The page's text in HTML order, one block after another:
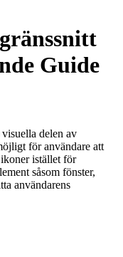
Guide
delen av
för användare att
istället för
såsom fönster,
användarens